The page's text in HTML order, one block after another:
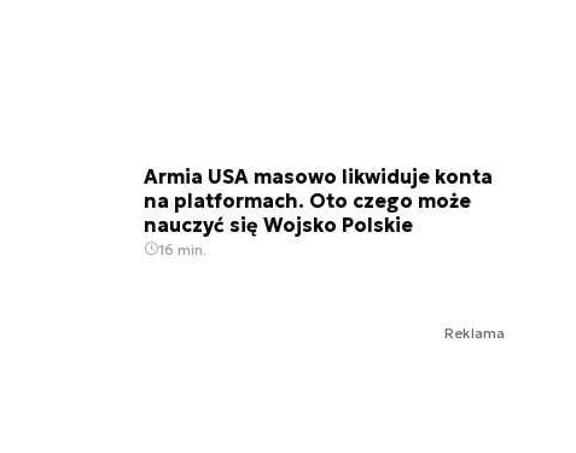
Armia USA masowo likwiduje konta
na platformach. Oto czego może
nauczyć się Wojsko Polskie
16 min.
Reklama